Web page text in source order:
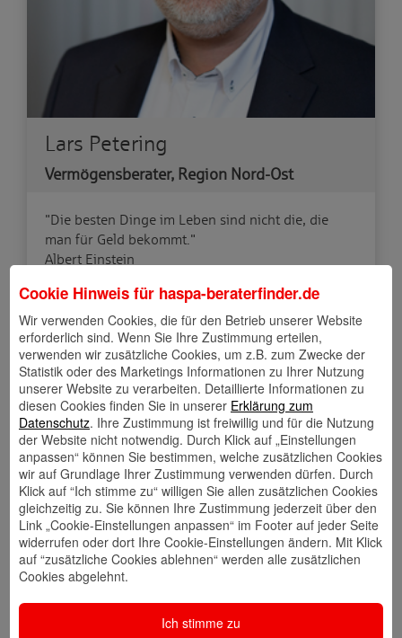
Lars Petering
Vermögensberater, Region Nord-Ost
"Die besten Dinge im Leben sind nicht die, die
man für Geld bekommt."
Albert Einstein
Hermann Balk Straße 133
22147 Hamburg
Mehr über mich
Cookie Hinweis für haspa-beraterfinder.de
Wir verwenden Cookies, die für den Betrieb unserer Website
erforderlich sind. Wenn Sie Ihre Zustimmung erteilen,
verwenden wir zusätzliche Cookies, um z.B. zum Zwecke der
Statistik oder des Marketings Informationen zu Ihrer Nutzung
unserer Website zu verarbeiten. Detaillierte Informationen zu
diesen Cookies finden Sie in unserer Erklärung zum
Datenschutz. Ihre Zustimmung ist freiwillig und für die Nutzung
der Website nicht notwendig. Durch Klick auf „Einstellungen
anpassen“ können Sie bestimmen, welche zusätzlichen Cookies
wir auf Grundlage Ihrer Zustimmung verwenden dürfen. Durch
Klick auf “Ich stimme zu“ willigen Sie allen zusätzlichen Cookies
gleichzeitig zu. Sie können Ihre Zustimmung jederzeit über den
Link „Cookie-Einstellungen anpassen“ im Footer auf jeder Seite
widerrufen oder dort Ihre Cookie-Einstellungen ändern. Mit Klick
auf “zusätzliche Cookies ablehnen“ werden alle zusätzlichen
Cookies abgelehnt.
Ich stimme zu